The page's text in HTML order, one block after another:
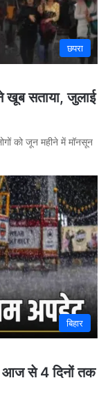
छपरा
खूब सताया, जुलाई
को जून महीने में मॉनसून
बिहार
आज से 4 दिनों तक